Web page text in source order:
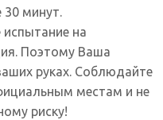
30 минут.
на
Поэтому Ваша
руках. Соблюдайте
местам и не
риску!